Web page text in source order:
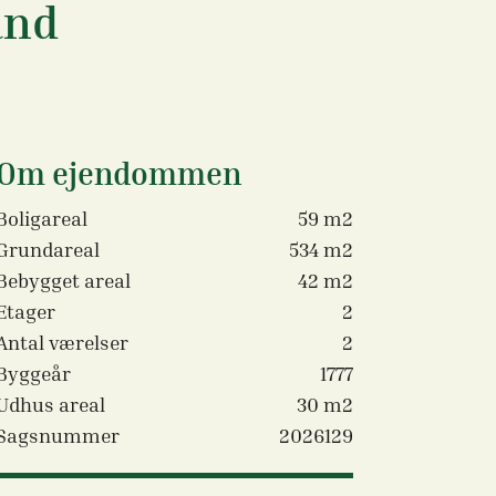
ejendommen
59 m2
534 m2
areal
42 m2
2
værelser
2
1777
areal
30 m2
2026129